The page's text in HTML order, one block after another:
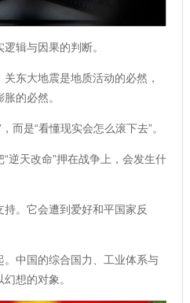
辑与因果的判断。
东大地震是地质活动的必然，
的必然。
而是“看懂现实会怎么滚下去”。
逆天改命”押在战争上，会发生什
。它会遭到爱好和平国家反
中国的综合国力、工业体系与
想的对象。